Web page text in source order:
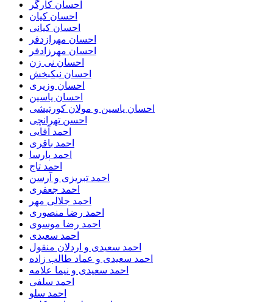
احسان کارگر
احسان کیان
احسان کیانی
احسان مهرازدفر
احسان مهرزادفر
احسان نی زن
احسان نیکبخش
احسان وزیری
احسان یاسین
احسان یاسین و مولان کورتیشی
احسن تهرانچی
احمد آقایی
احمد باقری
احمد پارسا
احمد تاج
احمد تبریزی و آرسن
احمد جعفری
احمد جلالی مهر
احمد رضا منصوری
احمد رضا موسوی
احمد سعیدی
احمد سعیدی و اردلان منقول
احمد سعیدی و عماد طالب زاده
احمد سعیدی و نیما علامه
احمد سلفی
احمد سلو